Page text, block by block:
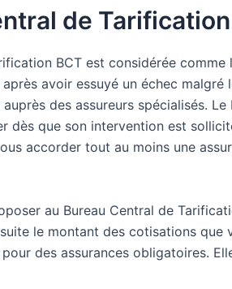
de Tarification
BCT est considérée comme
avoir essuyé un échec malgré
des assureurs spécialisés. Le
dès que son intervention est
accorder tout au moins une
au Bureau Central de
le montant des cotisations que
des assurances obligatoires.